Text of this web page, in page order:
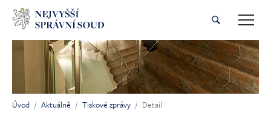
Přeskočit na hlavní obsah
Jsi tady:
Úvod Aktuálně Tiskové zprávy Detail